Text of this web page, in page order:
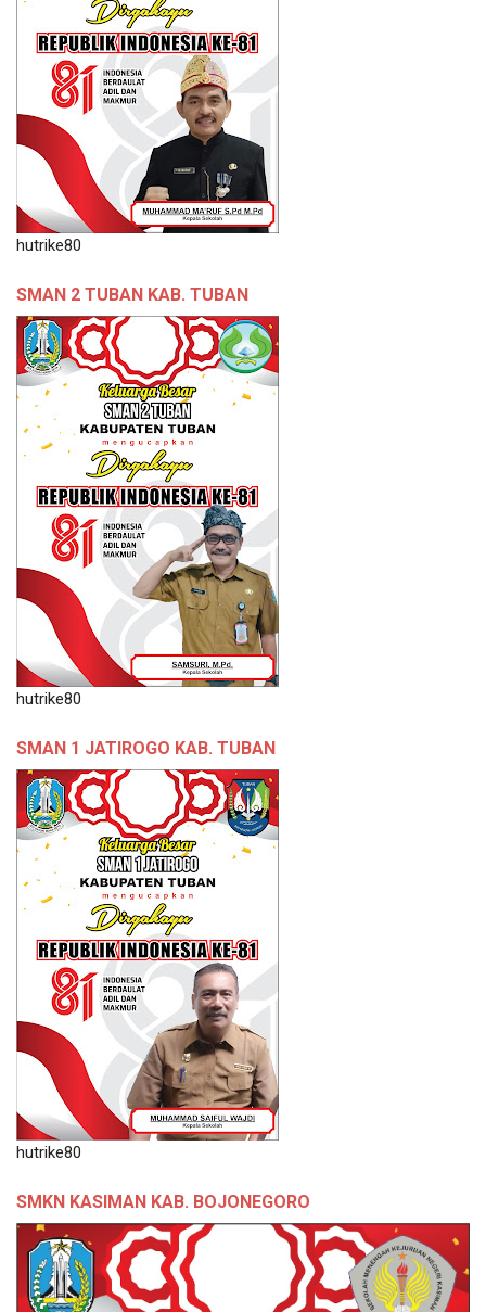
hutrike80
SMAN 2 TUBAN KAB. TUBAN
hutrike80
SMAN 1 JATIROGO KAB. TUBAN
hutrike80
SMKN KASIMAN KAB. BOJONEGORO